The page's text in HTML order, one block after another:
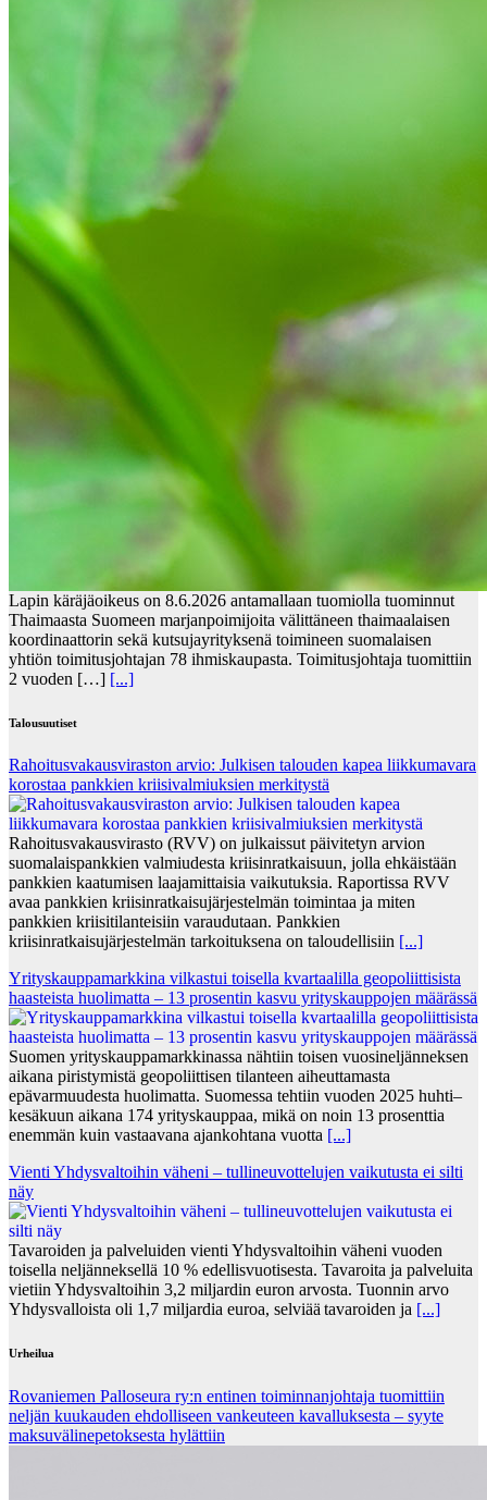
Lapin käräjäoikeus on 8.6.2026 antamallaan tuomiolla tuominnut
Thaimaasta Suomeen marjanpoimijoita välittäneen thaimaalaisen
koordinaattorin sekä kutsujayrityksenä toimineen suomalaisen
yhtiön toimitusjohtajan 78 ihmiskaupasta. Toimitusjohtaja tuomittiin
2 vuoden […] [...]
Talousuutiset
Rahoitusvakausviraston arvio: Julkisen talouden kapea liikkumavara
korostaa pankkien kriisivalmiuksien merkitystä
Rahoitusvakausvirasto (RVV) on julkaissut päivitetyn arvion
suomalaispankkien valmiudesta kriisinratkaisuun, jolla ehkäistään
pankkien kaatumisen laajamittaisia vaikutuksia. Raportissa RVV
avaa pankkien kriisinratkaisujärjestelmän toimintaa ja miten
pankkien kriisitilanteisiin varaudutaan. Pankkien
kriisinratkaisujärjestelmän tarkoituksena on taloudellisiin [...]
Yrityskauppamarkkina vilkastui toisella kvartaalilla geopoliittisista
haasteista huolimatta – 13 prosentin kasvu yrityskauppojen määrässä
Suomen yrityskauppamarkkinassa nähtiin toisen vuosineljänneksen
aikana piristymistä geopoliittisen tilanteen aiheuttamasta
epävarmuudesta huolimatta. Suomessa tehtiin vuoden 2025 huhti–
kesäkuun aikana 174 yrityskauppaa, mikä on noin 13 prosenttia
enemmän kuin vastaavana ajankohtana vuotta [...]
Vienti Yhdysvaltoihin väheni – tullineuvottelujen vaikutusta ei silti
näy
Tavaroiden ja palveluiden vienti Yhdysvaltoihin väheni vuoden
toisella neljänneksellä 10 % edellisvuotisesta. Tavaroita ja palveluita
vietiin Yhdysvaltoihin 3,2 miljardin euron arvosta. Tuonnin arvo
Yhdysvalloista oli 1,7 miljardia euroa, selviää tavaroiden ja [...]
Urheilua
Rovaniemen Palloseura ry:n entinen toiminnanjohtaja tuo­mit­tiin
neljän kuu­kau­den eh­dol­li­seen van­keu­teen ka­val­luk­ses­ta – syyte
mak­su­vä­li­ne­pe­tok­ses­ta hy­lät­tiin